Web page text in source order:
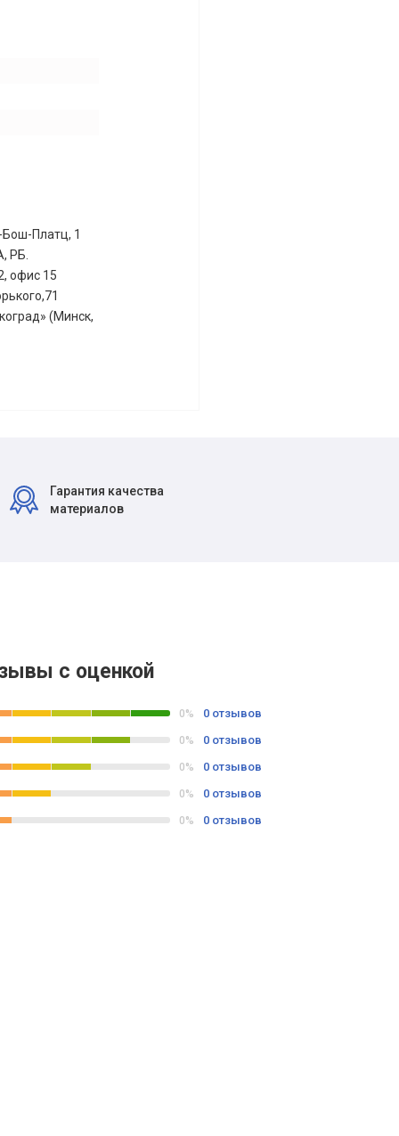
Бош-Платц, 1
РБ.
офис 15
(Минск,
Гарантия качества
материалов
с оценкой
0% 0 отзывов
0% 0 отзывов
0% 0 отзывов
0% 0 отзывов
0% 0 отзывов